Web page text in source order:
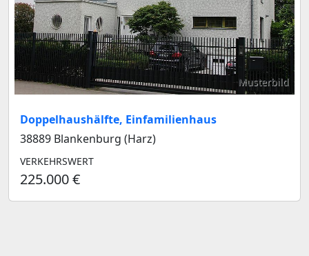
Musterbild
Doppelhaushälfte, Einfamilienhaus
38889 Blankenburg (Harz)
VERKEHRSWERT
225.000 €